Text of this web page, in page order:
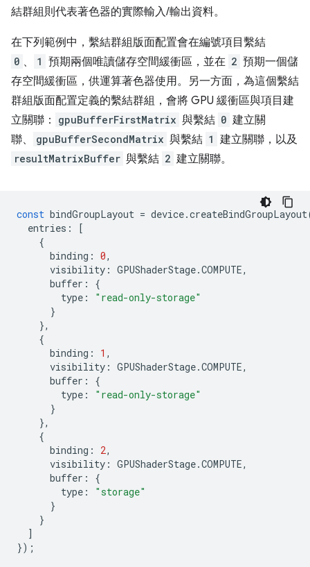
結群組則代表著色器的實際輸入/輸出資料。
在下列範例中，繫結群組版面配置會在編號項目繫結
0 、 1 預期兩個唯讀儲存空間緩衝區，並在 2 預期一個儲
存空間緩衝區，供運算著色器使用。另一方面，為這個繫結
群組版面配置定義的繫結群組，會將 GPU 緩衝區與項目建
立關聯：
gpuBufferFirstMatrix 與繫結 0 建立關
聯、
gpuBufferSecondMatrix 與繫結 1 建立關聯，以及
resultMatrixBuffer 與繫結 2 建立關聯。
const bindGroupLayout = device.createBindGroupLayout
entries :
[
{
binding : 0,
visibility : GPUShaderStage.COMPUTE,
buffer :
{
type :
"read-only-storage"
}
},
{
binding : 1 ,
visibility : GPUShaderStage.COMPUTE,
buffer :
{
type :
"read-only-storage"
}
},
{
binding : 2,
visibility : GPUShaderStage.COMPUTE,
buffer :
{
type :
"storage"
}
}
]
});